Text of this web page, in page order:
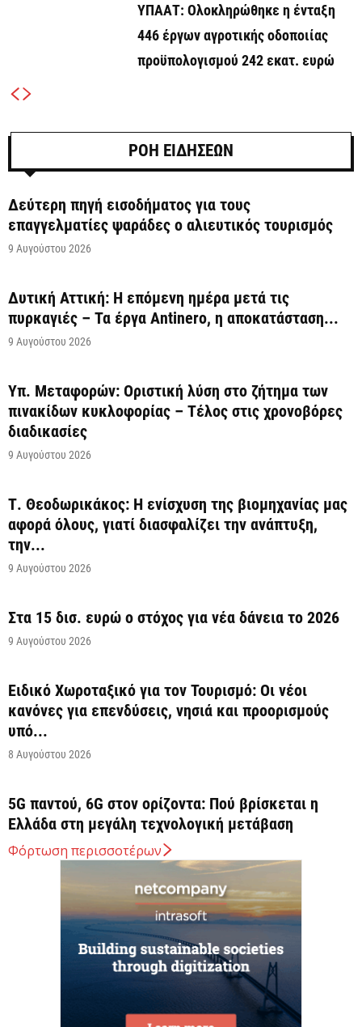
ΥΠΑΑΤ: Ολοκληρώθηκε η ένταξη
446 έργων αγροτικής οδοποιίας
προϋπολογισμού 242 εκατ. ευρώ
ΡΟΗ ΕΙΔΗΣΕΩΝ
Δεύτερη πηγή εισοδήματος για τους
επαγγελματίες ψαράδες ο αλιευτικός τουρισμός
9 Αυγούστου 2026
Δυτική Αττική: Η επόμενη ημέρα μετά τις
πυρκαγιές – Τα έργα Antinero, η αποκατάσταση...
9 Αυγούστου 2026
Υπ. Μεταφορών: Οριστική λύση στο ζήτημα των
πινακίδων κυκλοφορίας – Τέλος στις χρονοβόρες
διαδικασίες
9 Αυγούστου 2026
Τ. Θεοδωρικάκος: Η ενίσχυση της βιομηχανίας μας
αφορά όλους, γιατί διασφαλίζει την ανάπτυξη,
την...
9 Αυγούστου 2026
Στα 15 δισ. ευρώ ο στόχος για νέα δάνεια το 2026
9 Αυγούστου 2026
Ειδικό Χωροταξικό για τον Τουρισμό: Οι νέοι
κανόνες για επενδύσεις, νησιά και προορισμούς
υπό...
8 Αυγούστου 2026
5G παντού, 6G στον ορίζοντα: Πού βρίσκεται η
Ελλάδα στη μεγάλη τεχνολογική μετάβαση
8 Αυγούστου 2026
Διευρύνεται η εθνική πρωτοβουλία για τις τιμές
στο ράφι των σούπερ μάρκετ
Ελληνική Αναπτυξιακή Τράπεζα: Με «προίκα» 2
δισ. ευρώ ανοίγει δρόμο για δάνεια έως 5...
Φόρτωση περισσοτέρων